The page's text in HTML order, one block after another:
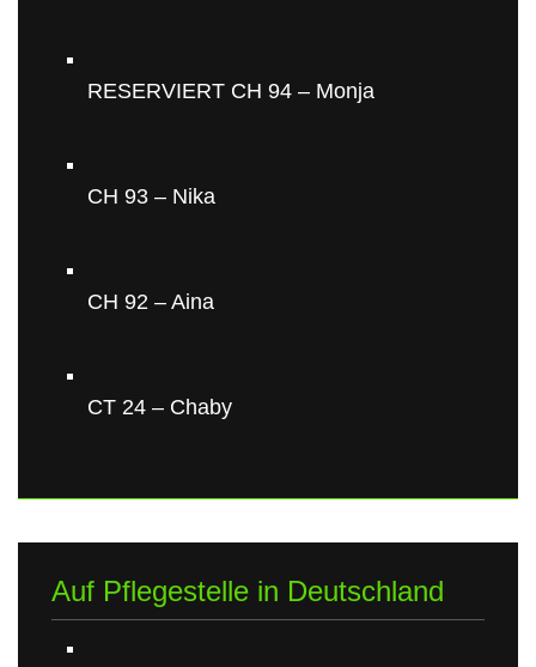
RESERVIERT CH 94 – Monja
CH 93 – Nika
CH 92 – Aina
CT 24 – Chaby
Auf Pflegestelle in Deutschland